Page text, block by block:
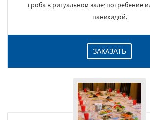
гроба в ритуальном зале; погребение
панихидой.
ЗАКАЗАТЬ